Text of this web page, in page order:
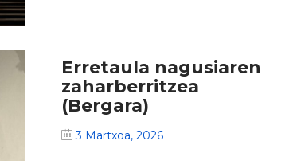
Erretaula nagusiaren
zaharberritzea
(Bergara)
3 Martxoa, 2026